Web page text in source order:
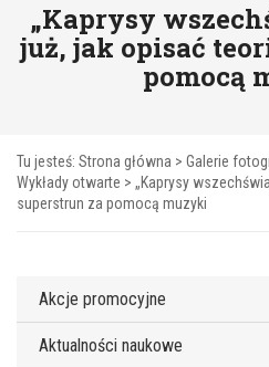
„Kaprysy
już, jak opisać
pomocą
Tu jesteś: Strona główna > Galerie
Wykłady otwarte > „Kaprysy
superstrun za pomocą muzyki
Akcje promocyjne
Aktualności naukowe